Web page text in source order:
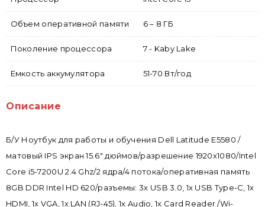
Объем оперативной памяти 6 – 8 ГБ
Поколение процессора 7 - Kaby Lake
Емкость аккумулятора 51-70 Вт/год
Описание
Б/У Ноутбук для работы и обучения Dell Latitude E5580 /
матовый IPS экран 15.6" дюймов/разрешение 1920x1080/Intel
Core i5-7200U 2.4 Ghz/2 ядра/4 потока/оперативная память
8GB DDR Intel HD 620/разъемы: 3x USB 3.0, 1x USB Type-C, 1x
HDMI, 1x VGA, 1x LAN (RJ-45), 1x Audio, 1x Card Reader /Wi-